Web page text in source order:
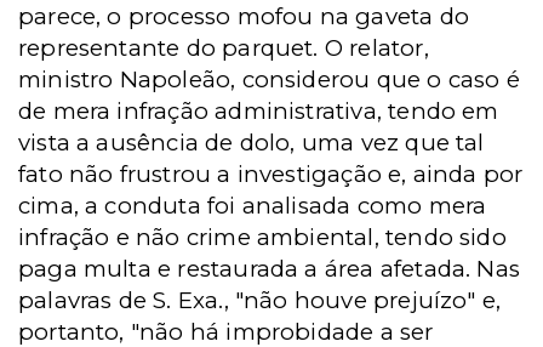
parece, o processo mofou na gaveta do
representante do parquet. O relator,
ministro Napoleão, considerou que o caso é
de mera infração administrativa, tendo em
vista a ausência de dolo, uma vez que tal
fato não frustrou a investigação e, ainda por
cima, a conduta foi analisada como mera
infração e não crime ambiental, tendo sido
paga multa e restaurada a área afetada. Nas
palavras de S. Exa., "não houve prejuízo" e,
portanto, "não há improbidade a ser